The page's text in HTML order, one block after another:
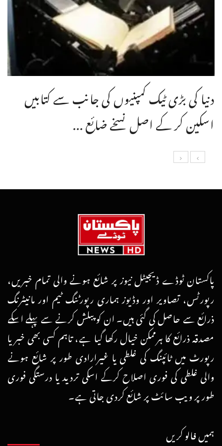
دنیا کی بڑی ٹیک کمپنیوں کی جانب سے کتابیں
اسکین کر کے اصل نسخے ضائع ...
پاکستان ٹوڈے ڈیجیٹل نیوز پر شائع ہونے والی تمام خبریں،
رپورٹس، تصاویر اور وڈیوز ہماری رپورٹنگ ٹیم اور مانیٹرنگ
ذرائع سے حاصل کی گئی ہیں۔ ان کو پبلش کرنے سے پہلے اسکے
مصدقہ ذرائع کا ہرممکن خیال رکھا گیا ہے، تاہم کسی بھی خبر یا
رپورٹ میں ٹائپنگ کی غلطی یا غیرارادی طور پر شائع ہونے
والی غلطی کی فوری اصلاح کرکے اسکی تردید یا درستگی فوری
طور پر ویب سائٹ پر شائع کردی جاتی ہے۔
ہمیں فالو کریں